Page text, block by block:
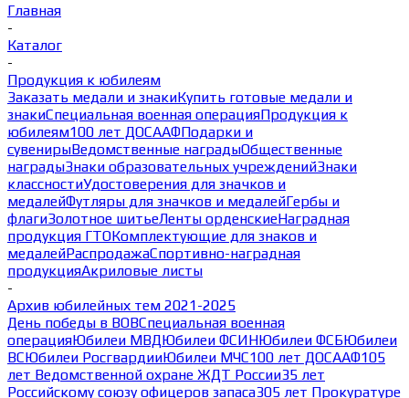
Главная
-
Каталог
-
Продукция к юбилеям
Заказать медали и знакиКупить готовые медали и
знакиСпециальная военная операцияПродукция к
юбилеям100 лет ДОСААФПодарки и
сувенирыВедомственные наградыОбщественные
наградыЗнаки образовательных учрежденийЗнаки
классностиУдостоверения для значков и
медалейФутляры для значков и медалейГербы и
флагиЗолотное шитьеЛенты орденскиеНаградная
продукция ГТОКомплектующие для знаков и
медалейРаспродажаСпортивно-наградная
продукцияАкриловые листы
-
Архив юбилейных тем 2021-2025
День победы в ВОВСпециальная военная
операцияЮбилеи МВДЮбилеи ФСИНЮбилеи ФСБЮбилеи
ВСЮбилеи РосгвардииЮбилеи МЧС100 лет ДОСААФ105
лет Ведомственной охране ЖДТ России35 лет
Российскому союзу офицеров запаса305 лет Прокуратуре